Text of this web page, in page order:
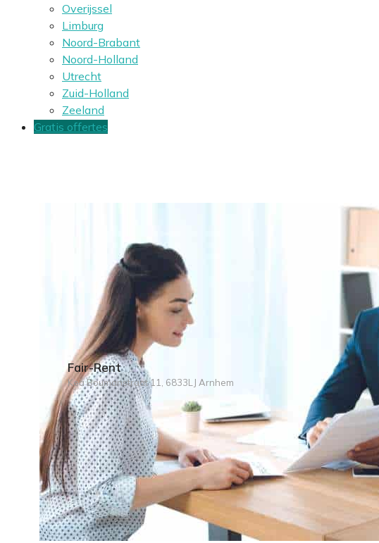
Overijssel
Limburg
Noord-Brabant
Noord-Holland
Utrecht
Zuid-Holland
Zeeland
Gratis offertes
Fair-Rent
Kea Boumanstraat 11, 6833LJ Arnhem